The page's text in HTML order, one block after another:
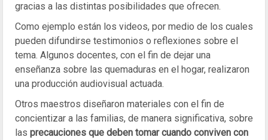
gracias a las distintas posibilidades que ofrecen.
Como ejemplo están los videos, por medio de los cuales
pueden difundirse testimonios o reflexiones sobre el
tema. Algunos docentes, con el fin de dejar una
enseñanza sobre las quemaduras en el hogar, realizaron
una producción audiovisual actuada.
Otros maestros diseñaron materiales con el fin de
concientizar a las familias, de manera significativa, sobre
las precauciones que deben tomar cuando conviven con